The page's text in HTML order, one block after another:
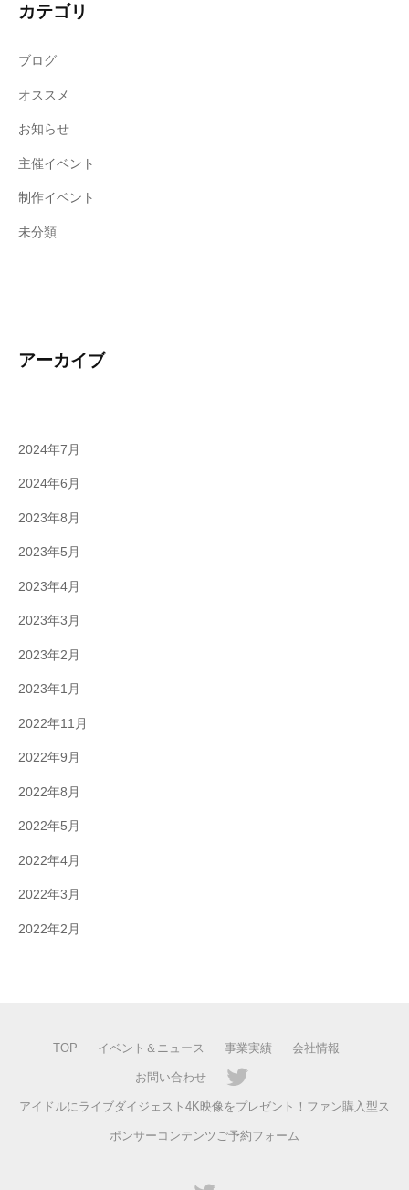
カテゴリ
ブログ
オススメ
お知らせ
主催イベント
制作イベント
未分類
アーカイブ
2024年7月
2024年6月
2023年8月
2023年5月
2023年4月
2023年3月
2023年2月
2023年1月
2022年11月
2022年9月
2022年8月
2022年5月
2022年4月
2022年3月
2022年2月
TOP イベント＆ニュース 事業実績 会社情報
お問い合わせ
アイドルにライブダイジェスト4K映像をプレゼント！ファン購入型ス
ポンサーコンテンツご予約フォーム